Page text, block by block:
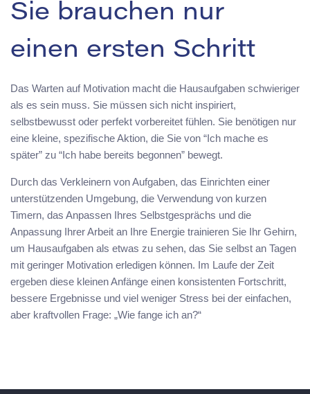
Sie brauchen nur
einen ersten Schritt
Das Warten auf Motivation macht die Hausaufgaben schwieriger
als es sein muss. Sie müssen sich nicht inspiriert,
selbstbewusst oder perfekt vorbereitet fühlen. Sie benötigen nur
eine kleine, spezifische Aktion, die Sie von “Ich mache es
später” zu “Ich habe bereits begonnen” bewegt.
Durch das Verkleinern von Aufgaben, das Einrichten einer
unterstützenden Umgebung, die Verwendung von kurzen
Timern, das Anpassen Ihres Selbstgesprächs und die
Anpassung Ihrer Arbeit an Ihre Energie trainieren Sie Ihr Gehirn,
um Hausaufgaben als etwas zu sehen, das Sie selbst an Tagen
mit geringer Motivation erledigen können. Im Laufe der Zeit
ergeben diese kleinen Anfänge einen konsistenten Fortschritt,
bessere Ergebnisse und viel weniger Stress bei der einfachen,
aber kraftvollen Frage: „Wie fange ich an?“